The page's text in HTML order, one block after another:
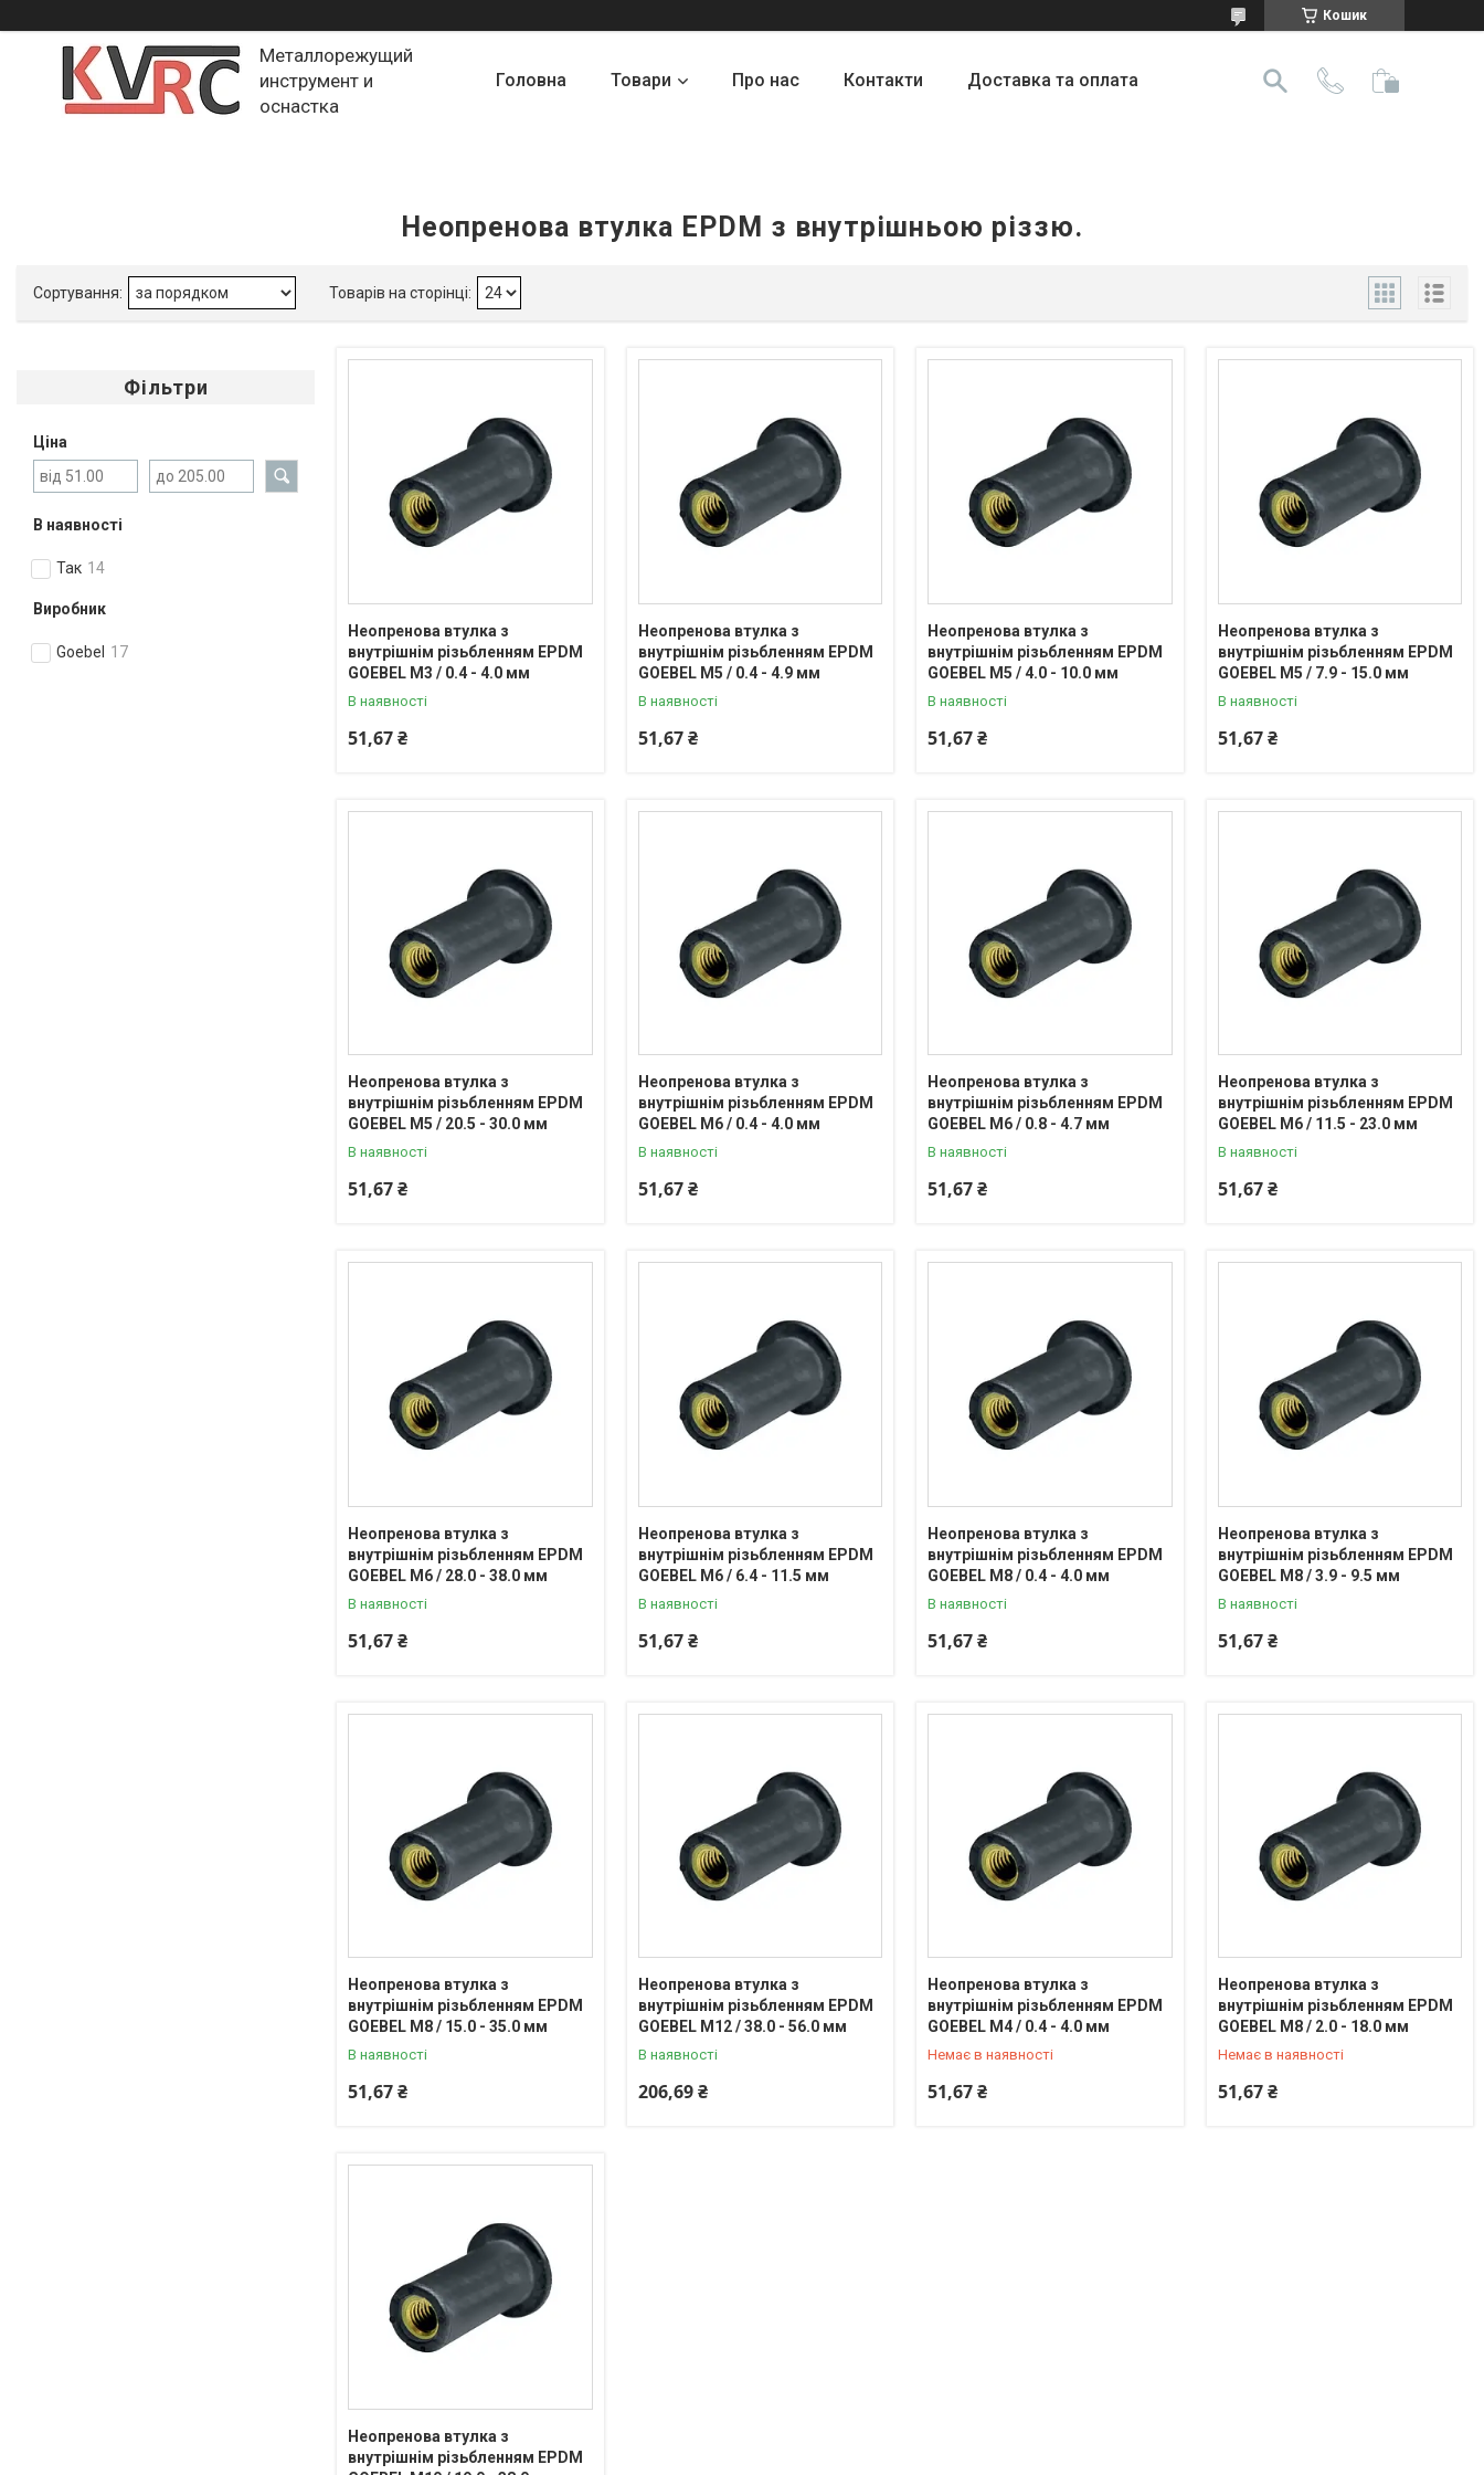
Кошик
Металлорежущий
инструмент и
оснастка
Головна Товари Про нас Контакти Доставка та оплата
Неопренова втулка EPDM з внутрішньою різзю.
Фільтри
Ціна
В наявності
Так 14
Виробник
Goebel 17
Неопренова втулка з
внутрішнім різьбленням EPDM
GOEBEL М3 / 0.4 - 4.0 мм
В наявності
51,67 ₴
Неопренова втулка з
внутрішнім різьбленням EPDM
GOEBEL М5 / 0.4 - 4.9 мм
В наявності
51,67 ₴
Неопренова втулка з
внутрішнім різьбленням EPDM
GOEBEL М5 / 4.0 - 10.0 мм
В наявності
51,67 ₴
Неопренова втулка з
внутрішнім різьбленням EPDM
GOEBEL М5 / 7.9 - 15.0 мм
В наявності
51,67 ₴
Неопренова втулка з
внутрішнім різьбленням EPDM
GOEBEL М5 / 20.5 - 30.0 мм
В наявності
51,67 ₴
Неопренова втулка з
внутрішнім різьбленням EPDM
GOEBEL М6 / 0.4 - 4.0 мм
В наявності
51,67 ₴
Неопренова втулка з
внутрішнім різьбленням EPDM
GOEBEL М6 / 0.8 - 4.7 мм
В наявності
51,67 ₴
Неопренова втулка з
внутрішнім різьбленням EPDM
GOEBEL М6 / 11.5 - 23.0 мм
В наявності
51,67 ₴
Неопренова втулка з
внутрішнім різьбленням EPDM
GOEBEL М6 / 28.0 - 38.0 мм
В наявності
51,67 ₴
Неопренова втулка з
внутрішнім різьбленням EPDM
GOEBEL М6 / 6.4 - 11.5 мм
В наявності
51,67 ₴
Неопренова втулка з
внутрішнім різьбленням EPDM
GOEBEL М8 / 0.4 - 4.0 мм
В наявності
51,67 ₴
Неопренова втулка з
внутрішнім різьбленням EPDM
GOEBEL М8 / 3.9 - 9.5 мм
В наявності
51,67 ₴
Неопренова втулка з
внутрішнім різьбленням EPDM
GOEBEL М8 / 15.0 - 35.0 мм
В наявності
51,67 ₴
Неопренова втулка з
внутрішнім різьбленням EPDM
GOEBEL М12 / 38.0 - 56.0 мм
В наявності
206,69 ₴
Неопренова втулка з
внутрішнім різьбленням EPDM
GOEBEL М4 / 0.4 - 4.0 мм
Немає в наявності
51,67 ₴
+380 (67) 636-19-79
Неопренова втулка з
внутрішнім різьбленням EPDM
GOEBEL М8 / 2.0 - 18.0 мм
Немає в наявності
51,67 ₴
+380 (67) 636-19-79
Неопренова втулка з
внутрішнім різьбленням EPDM